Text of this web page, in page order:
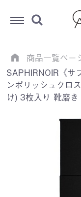
Menu
商品一覧ペー
SAPHIRNOIR《サ
ンポリッシュクロ
け) 3枚入り 靴磨